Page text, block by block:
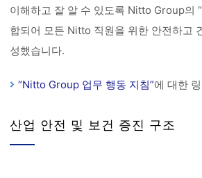
이해하고 잘 알 수 있도록 Nitto Group의
합되어 모든 Nitto 직원을 위한 안전하고
성했습니다.
“Nitto Group 업무 행동 지침”에 대한
산업 안전 및 보건 증진 구조